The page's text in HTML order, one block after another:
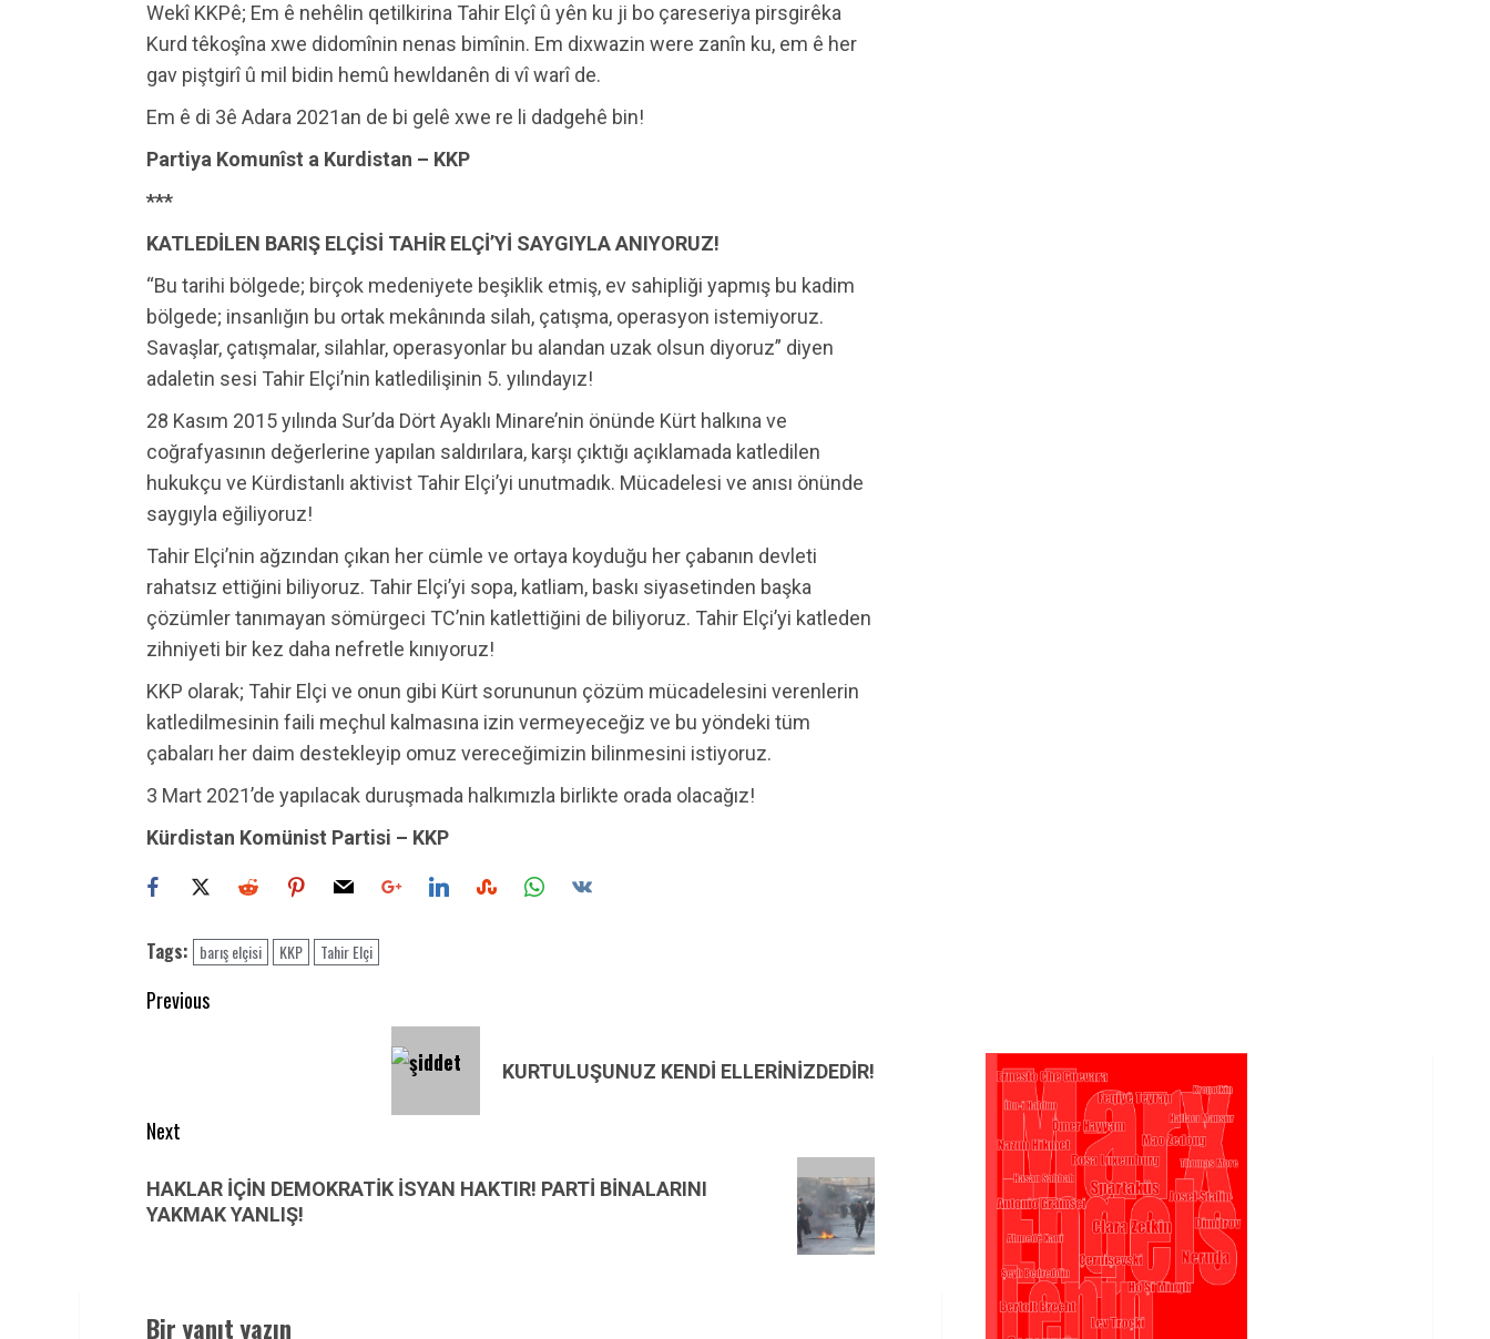
Wekî KKPê; Em ê nehêlin qetilkirina Tahir Elçî û yên ku ji bo çareseriya pirsgirêka
Kurd têkoşîna xwe didomînin nenas bimînin. Em dixwazin were zanîn ku, em ê her
gav piştgirî û mil bidin hemû hewldanên di vî warî de.
Em ê di 3ê Adara 2021an de bi gelê xwe re li dadgehê bin!
Partiya Komunîst a Kurdistan – KKP
***
KATLEDİLEN BARIŞ ELÇİSİ TAHİR ELÇİ’Yİ SAYGIYLA ANIYORUZ!
“Bu tarihi bölgede; birçok medeniyete beşiklik etmiş, ev sahipliği yapmış bu kadim
bölgede; insanlığın bu ortak mekânında silah, çatışma, operasyon istemiyoruz.
Savaşlar, çatışmalar, silahlar, operasyonlar bu alandan uzak olsun diyoruz” diyen
adaletin sesi Tahir Elçi’nin katledilişinin 5. yılındayız!
28 Kasım 2015 yılında Sur’da Dört Ayaklı Minare’nin önünde Kürt halkına ve
coğrafyasının değerlerine yapılan saldırılara, karşı çıktığı açıklamada katledilen
hukukçu ve Kürdistanlı aktivist Tahir Elçi’yi unutmadık. Mücadelesi ve anısı önünde
saygıyla eğiliyoruz!
Tahir Elçi’nin ağzından çıkan her cümle ve ortaya koyduğu her çabanın devleti
rahatsız ettiğini biliyoruz. Tahir Elçi’yi sopa, katliam, baskı siyasetinden başka
çözümler tanımayan sömürgeci TC’nin katlettiğini de biliyoruz. Tahir Elçi’yi katleden
zihniyeti bir kez daha nefretle kınıyoruz!
KKP olarak; Tahir Elçi ve onun gibi Kürt sorununun çözüm mücadelesini verenlerin
katledilmesinin faili meçhul kalmasına izin vermeyeceğiz ve bu yöndeki tüm
çabaları her daim destekleyip omuz vereceğimizin bilinmesini istiyoruz.
3 Mart 2021’de yapılacak duruşmada halkımızla birlikte orada olacağız!
Kürdistan Komünist Partisi – KKP
Tags: barış elçisi KKP Tahir Elçi
Post
Previous
KURTULUŞUNUZ KENDİ ELLERİNİZDEDİR!
Next
post:
HAKLAR İÇİN DEMOKRATİK İSYAN HAKTIR! PARTİ BİNALARINI
YAKMAK YANLIŞ!
Bir yanıt yazın